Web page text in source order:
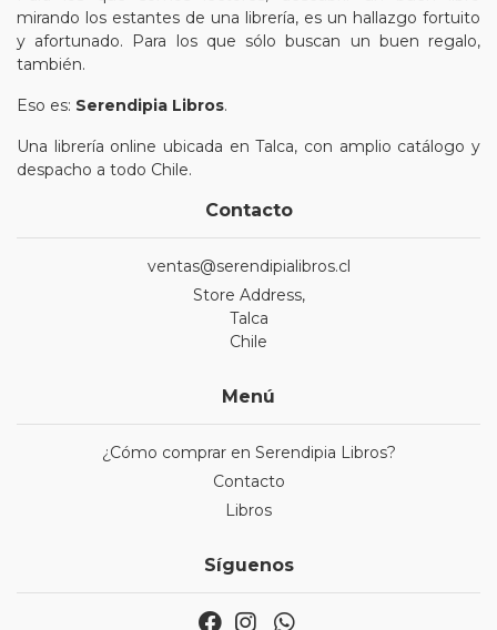
mirando los estantes de una librería, es un hallazgo fortuito
y afortunado. Para los que sólo buscan un buen regalo,
también.
Eso es: Serendipia Libros.
Una librería online ubicada en Talca, con amplio catálogo y
despacho a todo Chile.
Contacto
ventas@serendipialibros.cl
Store Address,
Talca
Chile
Menú
¿Cómo comprar en Serendipia Libros?
Contacto
Libros
Síguenos